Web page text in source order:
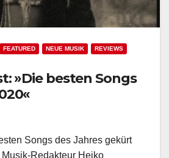
FEATURED NEUE MUSIK REVIEWS
»Die besten Songs
Songs des Jahres gekürt
Redakteur Heiko